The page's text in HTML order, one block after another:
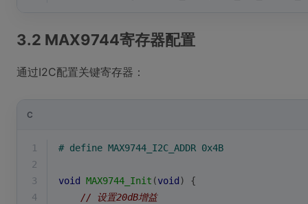
3.2 MAX9744寄存器配置
通过I2C配置关键寄存器：
C
1 # define MAX9744_I2C_ADDR 0x4B
2
3
void MAX9744_Init (void )
{
4
// 设置20dB增益